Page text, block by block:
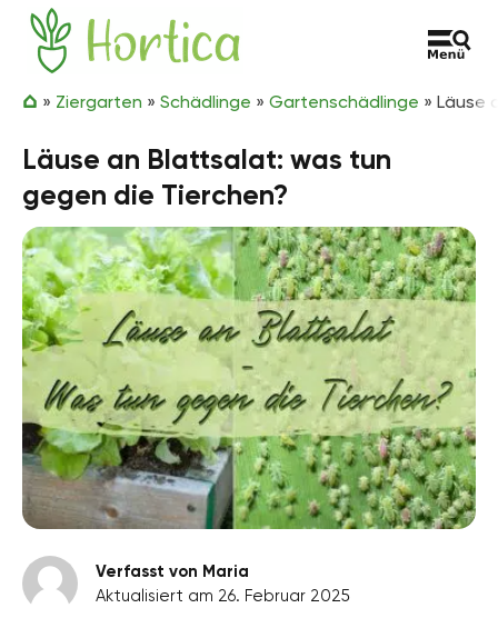
Zum Inhalt springen
Hortica
» Ziergarten » Schädlinge » Gartenschädlinge » Läuse
Läuse an Blattsalat: was tun
gegen die Tierchen?
Verfasst von Maria
Aktualisiert am 26. Februar 2025